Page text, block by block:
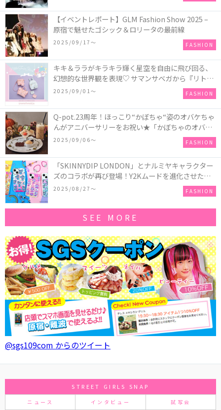
【イベントレポート】GLM Fashion Show 2025 –
原宿で魅せたゴシック＆ロリータの最前線
2025/09/17〜 FASHION
キキ＆ララがキラキラ輝く星空を自由に飛び回る、
幻想的な世界観を表現♡ サマンサベガから『リトル
ツインスターズ』50周年アニバーサリーイヤー』を
2025/09/01〜 FASHION
Q-pot.23周年！ほっこり“かぼちゃ“姿のオバケちゃ
んがアニバーサリーをお祝い★「かぼちゃのオバケ
ーキアクセサリー」が新発売！Q-pot CAFE.では
「かぼちゃのオバケーキプレート」も登場
2025/09/06〜 FASHION
「SKINNYDIP LONDON」とナルミヤキャラクター
ズのコラボが再び登場！Y2Kムードを進化させた新
作コレクションを発売♪
2025/08/27〜 FASHION
SEE MORE
@sgs109com からのツイート
STREET GIRLS SNAP
ニュース インタビュー 試写会